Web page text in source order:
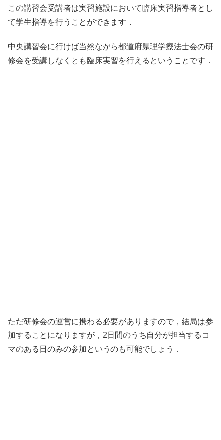
この講習会受講者は実習施設において臨床実習指導者とし
て学生指導を行うことができます．
中央講習会に行けば当然ながら都道府県理学療法士会の研
修会を受講しなくとも臨床実習を行えるということです．
ただ研修会の運営に携わる必要がありますので，結局は参
加することになりますが，2日間のうち自分が担当するコ
マのある日のみの参加というのも可能でしょう．